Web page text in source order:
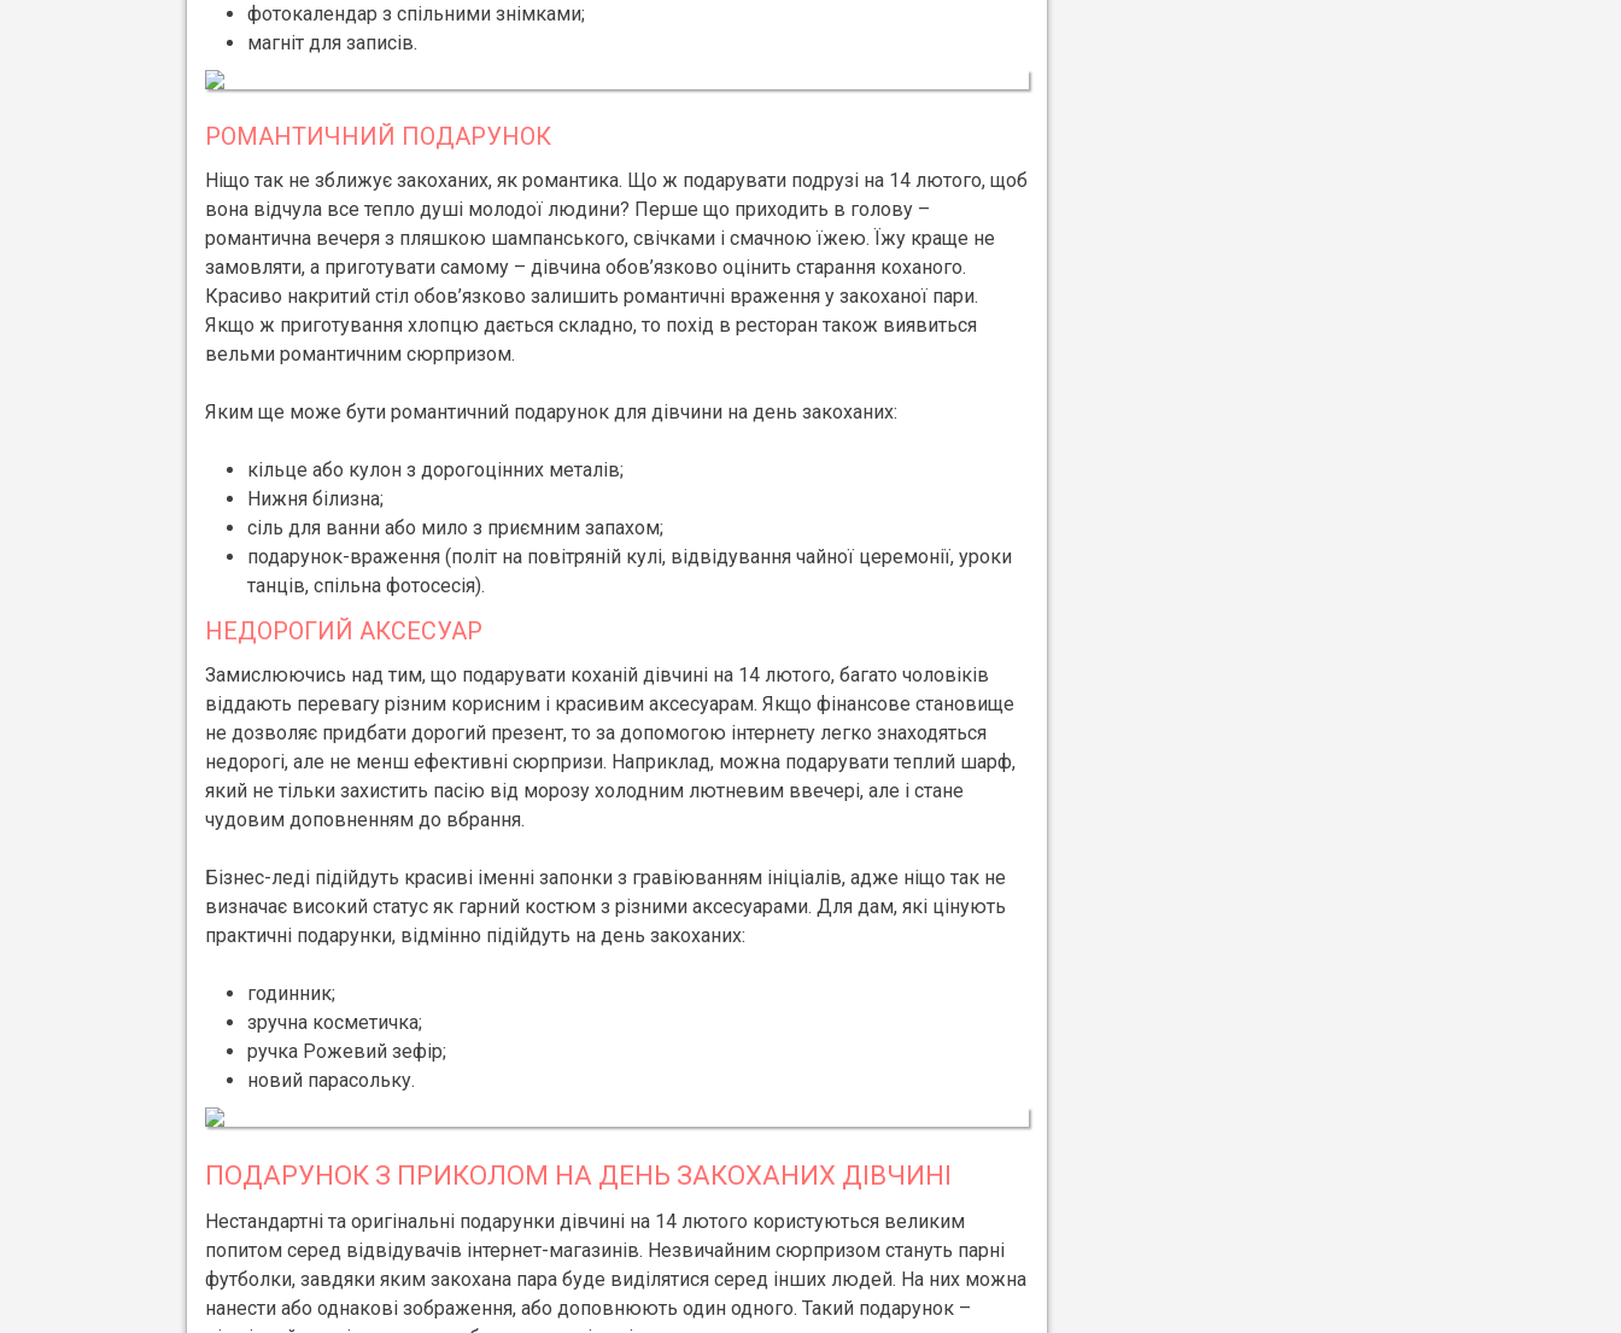
фотокалендар з спільними знімками;
магніт для записів.
РОМАНТИЧНИЙ ПОДАРУНОК
Ніщо так не зближує закоханих, як романтика. Що ж подарувати подрузі на 14 лютого, щоб
вона відчула все тепло душі молодої людини? Перше що приходить в голову –
романтична вечеря з пляшкою шампанського, свічками і смачною їжею. Їжу краще не
замовляти, а приготувати самому – дівчина обов’язково оцінить старання коханого.
Красиво накритий стіл обов’язково залишить романтичні враження у закоханої пари.
Якщо ж приготування хлопцю дається складно, то похід в ресторан також виявиться
вельми романтичним сюрпризом.
Яким ще може бути романтичний подарунок для дівчини на день закоханих:
кільце або кулон з дорогоцінних металів;
Нижня білизна;
сіль для ванни або мило з приємним запахом;
подарунок-враження (політ на повітряній кулі, відвідування чайної церемонії, уроки
танців, спільна фотосесія).
НЕДОРОГИЙ АКСЕСУАР
Замислюючись над тим, що подарувати коханій дівчині на 14 лютого, багато чоловіків
віддають перевагу різним корисним і красивим аксесуарам. Якщо фінансове становище
не дозволяє придбати дорогий презент, то за допомогою інтернету легко знаходяться
недорогі, але не менш ефективні сюрпризи. Наприклад, можна подарувати теплий шарф,
який не тільки захистить пасію від морозу холодним лютневим ввечері, але і стане
чудовим доповненням до вбрання.
Бізнес-леді підійдуть красиві іменні запонки з гравіюванням ініціалів, адже ніщо так не
визначає високий статус як гарний костюм з різними аксесуарами. Для дам, які цінують
практичні подарунки, відмінно підійдуть на день закоханих:
годинник;
зручна косметичка;
ручка Рожевий зефір;
новий парасольку.
ПОДАРУНОК З ПРИКОЛОМ НА ДЕНЬ ЗАКОХАНИХ ДІВЧИНІ
Нестандартні та оригінальні подарунки дівчині на 14 лютого користуються великим
попитом серед відвідувачів інтернет-магазинів. Незвичайним сюрпризом стануть парні
футболки, завдяки яким закохана пара буде виділятися серед інших людей. На них можна
нанести або однакові зображення, або доповнюють один одного. Такий подарунок –